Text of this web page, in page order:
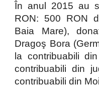
În anul 2015 au
RON: 500 RON
Baia Mare),
Dragoş Bora
la contribuabili
contribuabili din
contribuabili din